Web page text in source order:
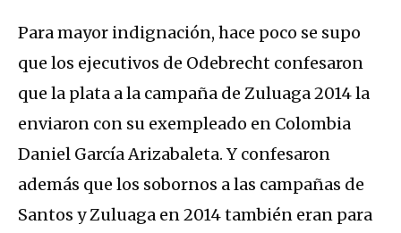
Para mayor indignación, hace poco se supo
que los ejecutivos de Odebrecht confesaron
que la plata a la campaña de Zuluaga 2014 la
enviaron con su exempleado en Colombia
Daniel García Arizabaleta. Y confesaron
además que los sobornos a las campañas de
Santos y Zuluaga en 2014 también eran para